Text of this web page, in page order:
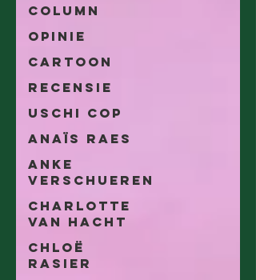
Column
Opinie
Cartoon
Recensie
Uschi Cop
Anaïs Raes
Anke
Verschueren
Charlotte
Van Hacht
Chloë
Rasier